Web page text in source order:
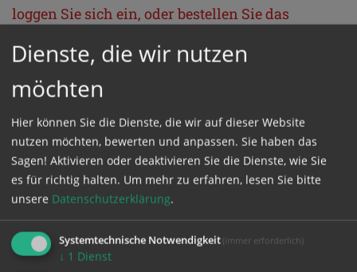
loggen Sie sich ein, oder bestellen Sie das
GESCHÜTZTER BEREICH
Bitte melden Sie sich mit Ihrem Benutzernamen
und Passwort an.
Benutzername
Dienste, die wir nutzen
möchten
Hier können Sie die Dienste, die wir auf dieser Website
nutzen möchten, bewerten und anpassen. Sie haben das
Sagen! Aktivieren oder deaktivieren Sie die Dienste, wie Sie
es für richtig halten. Um mehr zu erfahren, lesen Sie bitte
unsere Datenschutzerklärung.
Systemtechnische Notwendigkeit (immer erforderlich)
↓ 1 Dienst